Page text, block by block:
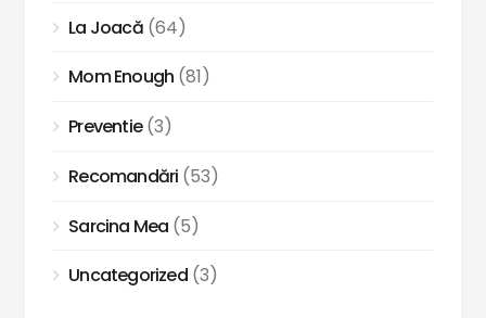
La Joacă(64)
Mom Enough (81)
Preventie(3)
Recomandări (53)
Sarcina Mea (5)
Uncategorized(3)